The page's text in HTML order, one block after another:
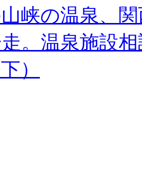
峡の温泉、
。温泉施設
）